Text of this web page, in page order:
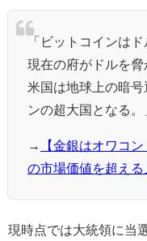
「ビットコインは
現在の府がドルを脅
米国は地球上の暗
ンの超大国となる。
→
【金銀はオワコ
の市場価値を超える
現時点では大統領に当